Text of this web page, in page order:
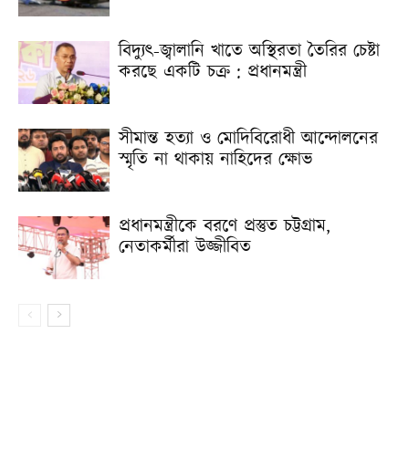
বিদ্যুৎ-জ্বালানি খাতে অস্থিরতা তৈরির চেষ্টা
করছে একটি চক্র : প্রধানমন্ত্রী
সীমান্ত হত্যা ও মোদিবিরোধী আন্দোলনের
স্মৃতি না থাকায় নাহিদের ক্ষোভ
প্রধানমন্ত্রীকে বরণে প্রস্তুত চট্টগ্রাম,
নেতাকর্মীরা উজ্জীবিত